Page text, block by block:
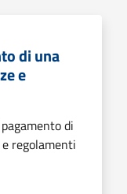
di una
e
di
regolamenti